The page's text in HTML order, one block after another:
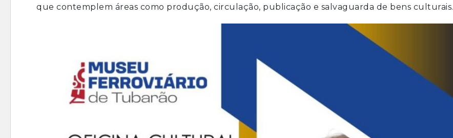
que contemplem áreas como produção, circulação, publicação e salvaguarda de bens culturais.